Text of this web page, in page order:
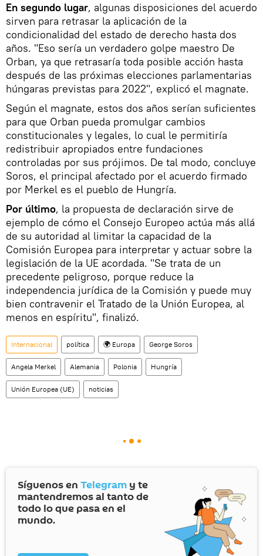
En segundo lugar, algunas disposiciones del acuerdo
sirven para retrasar la aplicación de la
condicionalidad del estado de derecho hasta dos
años. "Eso sería un verdadero golpe maestro De
Orban, ya que retrasaría toda posible acción hasta
después de las próximas elecciones parlamentarias
húngaras previstas para 2022", explicó el magnate.
Según el magnate, estos dos años serían suficientes
para que Orban pueda promulgar cambios
constitucionales y legales, lo cual le permitiría
redistribuir apropiados entre fundaciones
controladas por sus prójimos. De tal modo, concluye
Soros, el principal afectado por el acuerdo firmado
por Merkel es el pueblo de Hungría.
Por último, la propuesta de declaración sirve de
ejemplo de cómo el Consejo Europeo actúa más allá
de su autoridad al limitar la capacidad de la
Comisión Europea para interpretar y actuar sobre la
legislación de la UE acordada. "Se trata de un
precedente peligroso, porque reduce la
independencia jurídica de la Comisión y puede muy
bien contravenir el Tratado de la Unión Europea, al
menos en espíritu", finalizó.
Internacional política 🌍 Europa George Soros
Angela Merkel Alemania Polonia Hungría
Unión Europea (UE) noticias
Síguenos en Telegram y te
mantendremos al tanto de
todo lo que pasa en el
mundo.